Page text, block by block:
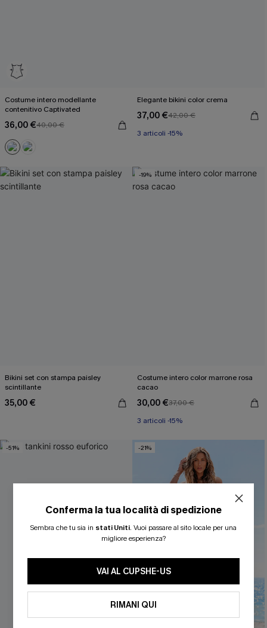
Costume intero modellante
contenitivo Captivated
36,00 €40,00 €
Elegante bikini color crema
37,00 €42,00 €
3 articoli -15%
Bikini set con stampa paisley
scintillante
35,00 €
-19%
Costume intero color marrone rosa
cacao
30,00 €37,00 €
3 articoli -15%
-51% -21%
Conferma la tua località di spedizione
Sembra che tu sia in stati Uniti. Vuoi passare al sito locale per una
migliore esperienza?
VAI AL CUPSHE-US
RIMANI QUI
ISCRIVITI PER OTTENERE
20% DI SCONTO SU 2 O PIÙ ARTICOLI